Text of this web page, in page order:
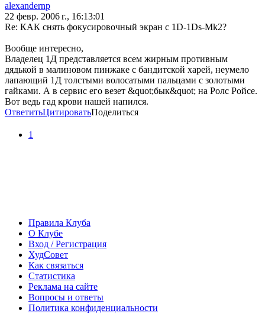
alexandernp
22 февр. 2006 г., 16:13:01
Re: КАК снять фокусировочный экран с 1D-1Ds-Mk2?
Вообще интересно,
Владелец 1Д представляется всем жирным противным
дядькой в малиновом пинжаке с бандитской харей, неумело
лапающий 1Д толстыми волосатыми пальцами с золотыми
гайками. А в сервис его везет &quot;бык&quot; на Ролс Ройсе.
Вот ведь гад крови нашей напился.
ОтветитьЦитироватьПоделиться
1
Правила Клуба
О Клубе
Вход / Регистрация
ХудСовет
Как связаться
Статистика
Реклама на сайте
Вопросы и ответы
Политика конфиденциальности